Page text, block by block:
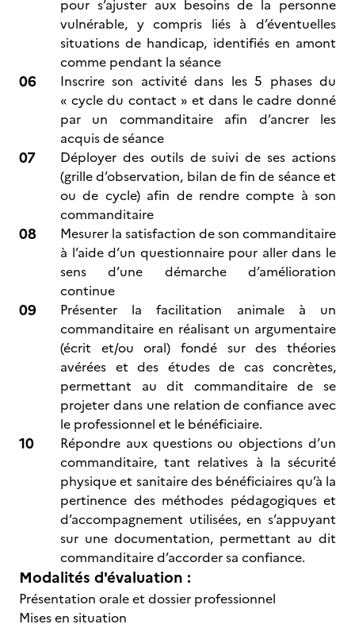
pour s’ajuster aux besoins de la personne
vulnérable, y compris liés à d’éventuelles
situations de handicap, identifiés en amont
comme pendant la séance
Inscrire son activité dans les 5 phases du
« cycle du contact » et dans le cadre donné
par un commanditaire afin d’ancrer les
acquis de séance
Déployer des outils de suivi de ses actions
(grille d’observation, bilan de fin de séance et
ou de cycle) afin de rendre compte à son
commanditaire
Mesurer la satisfaction de son commanditaire
à l’aide d’un questionnaire pour aller dans le
sens d’une démarche d’amélioration
continue
Présenter la facilitation animale à un
commanditaire en réalisant un argumentaire
(écrit et/ou oral) fondé sur des théories
avérées et des études de cas concrètes,
permettant au dit commanditaire de se
projeter dans une relation de confiance avec
le professionnel et le bénéficiaire.
Répondre aux questions ou objections d’un
commanditaire, tant relatives à la sécurité
physique et sanitaire des bénéficiaires qu’à la
pertinence des méthodes pédagogiques et
d’accompagnement utilisées, en s’appuyant
sur une documentation, permettant au dit
commanditaire d’accorder sa confiance.
Modalités d'évaluation :
Présentation orale et dossier professionnel
Mises en situation